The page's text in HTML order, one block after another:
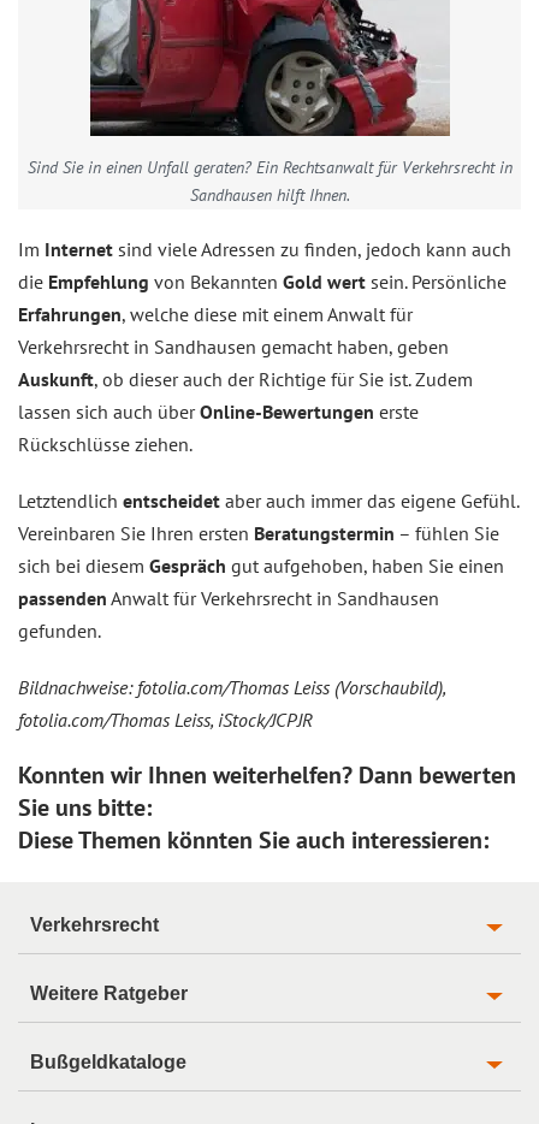
Sind Sie in einen Unfall geraten? Ein Rechtsanwalt für Verkehrsrecht in
Sandhausen hilft Ihnen.
Im Internet sind viele Adressen zu finden, jedoch kann auch
die Empfehlung von Bekannten Gold wert sein. Persönliche
Erfahrungen, welche diese mit einem Anwalt für
Verkehrsrecht in Sandhausen gemacht haben, geben
Auskunft, ob dieser auch der Richtige für Sie ist. Zudem
lassen sich auch überOnline-Bewertungen erste
Rückschlüsse ziehen.
Letztendlich entscheidet aber auch immer das eigene Gefühl.
Vereinbaren Sie Ihren ersten Beratungstermin – fühlen Sie
sich bei diesem Gespräch gut aufgehoben, haben Sie einen
passenden Anwalt für Verkehrsrecht in Sandhausen
gefunden.
Bildnachweise: fotolia.com/Thomas Leiss (Vorschaubild),
fotolia.com/Thomas Leiss, iStock/JCPJR
Konnten wir Ihnen weiterhelfen? Dann bewerten
Sie uns bitte:
Diese Themen könnten Sie auch interessieren:
Verkehrsrecht
Weitere Ratgeber
Bußgeldkataloge